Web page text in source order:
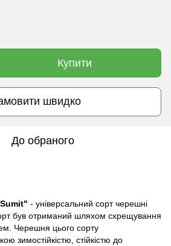
Купити
швидко
До обраного
- універсальний сорт черешні
був отриманий шляхом схрещування
Черешня цього сорту
зимостійкістю, стійкістю до